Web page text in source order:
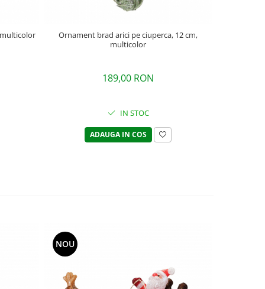
Ornament brad arici pe ciuperca, 12 cm,
multicolor
189,00 RON
IN STOC
ADAUGA IN COS
NOU